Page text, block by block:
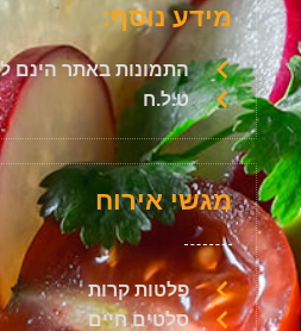
מגשי אירוח
פלטות קרות
סלטים חיים
מידע נוסף:
התמונות באתר הינם
ט.ל.ח